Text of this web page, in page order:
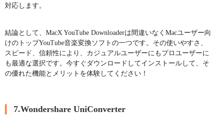
対応します。
結論として、MacX YouTube Downloaderは間違いなくMacユーザー向
けのトップYouTube音楽変換ソフトの一つです。その使いやすさ、
スピード、信頼性により、カジュアルユーザーにもプロユーザーに
も最適な選択です。今すぐダウンロードしてインストールして、そ
の優れた機能とメリットを体験してください！
7.Wondershare UniConverter